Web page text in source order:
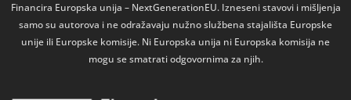
Financira Europska unija – NextGenerationEU. Izneseni stavovi i mišljenja
samo su autorova i ne odražavaju nužno službena stajališta Europske
unije ili Europske komisije. Ni Europska unija ni Europska komisija ne
mogu se smatrati odgovornima za njih.